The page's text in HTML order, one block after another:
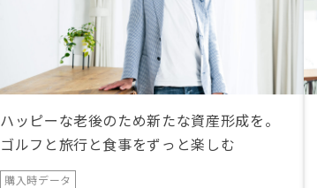
ハッピーな老後のため新たな資産形成を。
ゴルフと旅行と食事をずっと楽しむ
購入時データ